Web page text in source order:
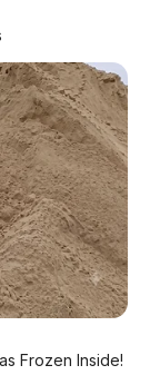
800V
Frozen Inside!